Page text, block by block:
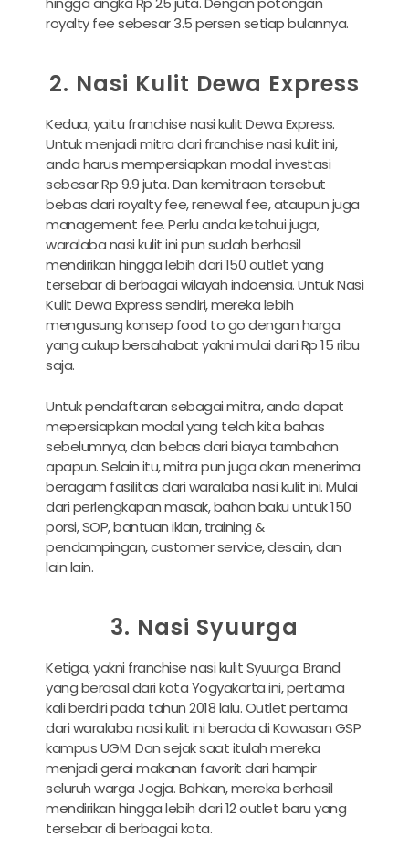
royalty fee sebesar 3.5 persen setiap bulannya.
2. Nasi Kulit Dewa Express
Kedua, yaitu franchise nasi kulit Dewa Express.
Untuk menjadi mitra dari franchise nasi kulit ini,
anda harus mempersiapkan modal investasi
sebesar Rp 9.9 juta. Dan kemitraan tersebut
bebas dari royalty fee, renewal fee, ataupun juga
management fee. Perlu anda ketahui juga,
waralaba nasi kulit ini pun sudah berhasil
mendirikan hingga lebih dari 150 outlet yang
tersebar di berbagai wilayah indoensia. Untuk Nasi
Kulit Dewa Express sendiri, mereka lebih
mengusung konsep food to go dengan harga
yang cukup bersahabat yakni mulai dari Rp 15 ribu
saja.
Untuk pendaftaran sebagai mitra, anda dapat
mepersiapkan modal yang telah kita bahas
sebelumnya, dan bebas dari biaya tambahan
apapun. Selain itu, mitra pun juga akan menerima
beragam fasilitas dari waralaba nasi kulit ini. Mulai
dari perlengkapan masak, bahan baku untuk 150
porsi, SOP, bantuan iklan, training &
pendampingan, customer service, desain, dan
lain lain.
3. Nasi Syuurga
Ketiga, yakni franchise nasi kulit Syuurga. Brand
yang berasal dari kota Yogyakarta ini, pertama
kali berdiri pada tahun 2018 lalu. Outlet pertama
dari waralaba nasi kulit ini berada di Kawasan GSP
kampus UGM. Dan sejak saat itulah mereka
menjadi gerai makanan favorit dari hampir
seluruh warga Jogja. Bahkan, mereka berhasil
mendirikan hingga lebih dari 12 outlet baru yang
tersebar di berbagai kota.